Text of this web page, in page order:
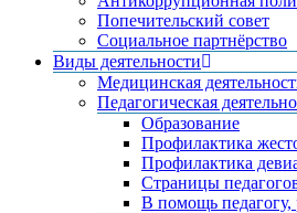
Попечительский совет
Социальное партнёрство
Виды деятельности
Медицинская
Педагогическая
Образование
Профилактика
Профилактика
Страницы
В помощь педагогу,